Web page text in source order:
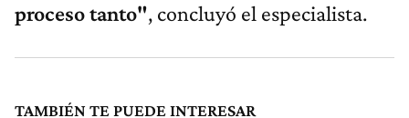
proceso tanto", concluyó el especialista.
TAMBIÉN TE PUEDE INTERESAR